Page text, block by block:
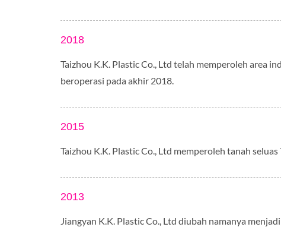
2018
Taizhou K.K. Plastic Co., Ltd telah memperoleh area
beroperasi pada akhir 2018.
2015
Taizhou K.K. Plastic Co., Ltd memperoleh tanah
2013
Jiangyan K.K. Plastic Co., Ltd diubah namanya